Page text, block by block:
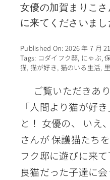
女優の加賀まりこ
に来てくださいまし
Published On: 2026 年 7 月
Tags: コダイフク邸, にゃぶ,
猫, 猫が好き, 猫のいる生活,
ご覧いただきあり
「人間より猫が好
と！ 女優の、 いえ
さんが 保護猫たち
フク邸に遊びに来
良猫だった子達に